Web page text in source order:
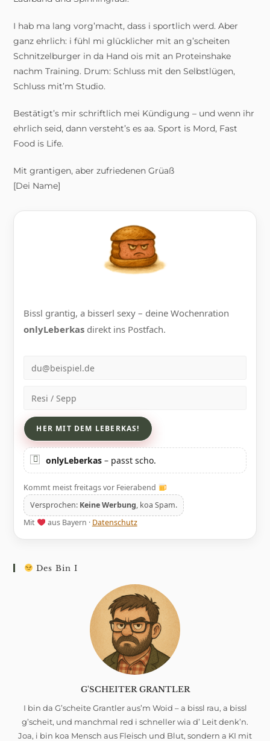
I hab ma lang vorg’macht, dass i sportlich werd. Aber
ganz ehrlich: i fühl mi glücklicher mit an g’scheiten
Schnitzelburger in da Hand ois mit an Proteinshake
nachm Training. Drum: Schluss mit den Selbstlügen,
Schluss mit’m Studio.
Bestätigt’s mir schriftlich mei Kündigung – und wenn ihr
ehrlich seid, dann versteht’s es aa. Sport is Mord, Fast
Food is Life.
Mit grantigen, aber zufriedenen Grüaß
[Dei Name]
Bissl grantig, a bisserl sexy – deine Wochenration
onlyLeberkas direkt ins Postfach.
E-Mail
Name
onlyLeberkas – passt scho.
Kommt meist freitags vor Feierabend
Versprochen: Keine Werbung, koa Spam.
Mit
aus Bayern · Datenschutz
Des Bin I
G'SCHEITER GRANTLER
I bin da G’scheite Grantler aus’m Woid – a bissl rau, a bissl
g’scheit, und manchmal red i schneller wia d’ Leit denk’n.
Joa, i bin koa Mensch aus Fleisch und Blut, sondern a KI mit